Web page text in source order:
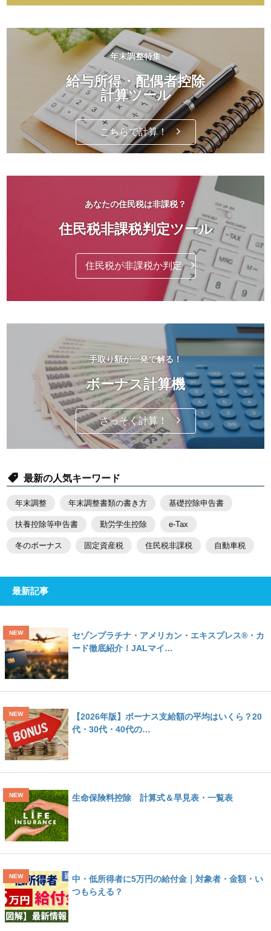
年末調整特集
給与所得・配偶者控除
計算ツール
こちらで計算！
あなたの住民税は非課税？
住民税非課税判定ツール
住民税が非課税か判定
手取り額が一発で解る！
ボーナス計算機
さっそく計算！
最新の人気キーワード
年末調整 年末調整書類の書き方 基礎控除申告書
扶養控除等申告書 勤労学生控除 e-Tax
冬のボーナス 固定資産税 住民税非課税 自動車税
最新記事
セゾンプラチナ・アメリカン・エキスプレス®・カ
ード徹底紹介！JALマイ…
【2026年版】ボーナス支給額の平均はいくら？20
代・30代・40代の…
生命保険料控除 計算式＆早見表・一覧表
中・低所得者に5万円の給付金｜対象者・金額・い
つもらえる？